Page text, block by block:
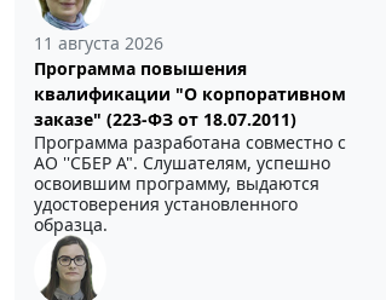
11 августа 2026
Программа повышения
квалификации "О корпоративном
заказе" (223-ФЗ от 18.07.2011)
Программа разработана совместно с
АО ''СБЕР А". Слушателям, успешно
освоившим программу, выдаются
удостоверения установленного
образца.